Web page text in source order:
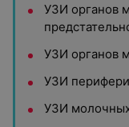
УЗИ органов
УЗИ органов
УЗИ
УЗИ